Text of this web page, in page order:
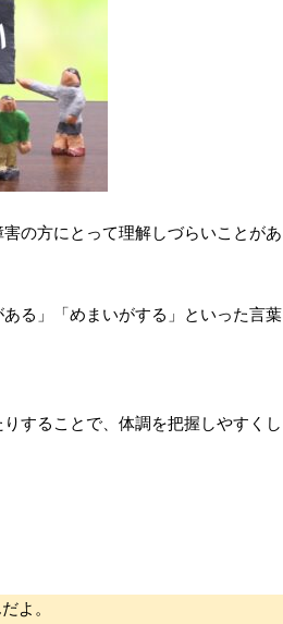
の方にとって理解しづらいことがあ
る」「めまいがする」といった言葉
することで、体調を把握しやすくし
よ。